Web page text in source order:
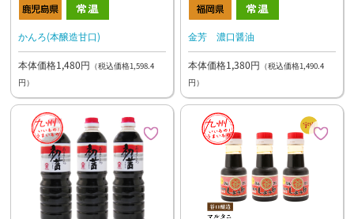
かんろ(本醸造甘口)
本体価格1,480円 （税込価格1,598.4
円）
金芳 濃口醤油
本体価格1,380円 （税込価格1,490.4
円）